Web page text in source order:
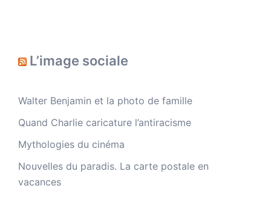
L’image sociale
Walter Benjamin et la photo de famille
Quand Charlie caricature l’antiracisme
Mythologies du cinéma
Nouvelles du paradis. La carte postale en
vacances